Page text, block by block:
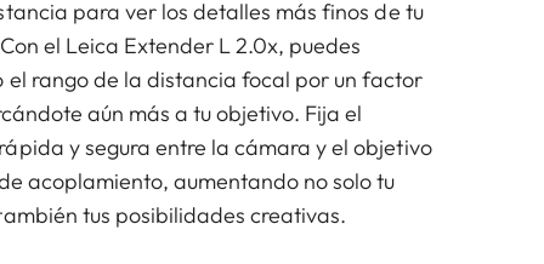
para ver los detalles más finos de tu
el Leica Extender L 2.0x, puedes
el rango de la distancia focal por un factor
aún más a tu objetivo. Fija el
y segura entre la cámara y el objetivo
acoplamiento, aumentando no solo tu
tus posibilidades creativas.